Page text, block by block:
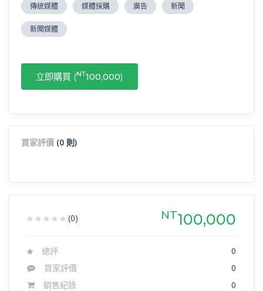
傳統媒體 媒體採購 廣告 新聞
新聞媒體
立即購買 (NT100,000)
買家評價 (0 則)
(0) NT100,000
總評
0
買家評價
0
銷售紀錄
0